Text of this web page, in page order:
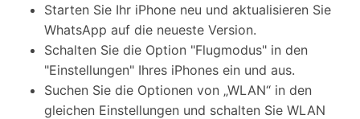
Starten Sie Ihr iPhone neu und aktualisieren Sie
WhatsApp auf die neueste Version.
Schalten Sie die Option "Flugmodus" in den
"Einstellungen" Ihres iPhones ein und aus.
Suchen Sie die Optionen von „WLAN“ in den
gleichen Einstellungen und schalten Sie WLAN